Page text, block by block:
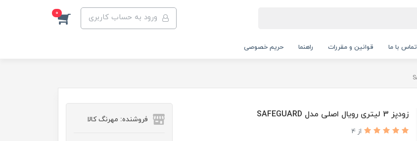
ورود به حساب کاربری 0
تماس با ما قوانین و مقررات راهنما حریم خصوصی
زودپز 3 لیتری رویال اصلی مدل SAFEGUARD
از 4
فروشنده: مهرنگ کالا